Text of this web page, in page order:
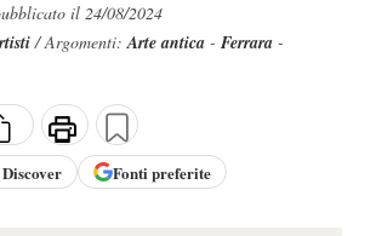
il 24/08/2024
/ Argomenti:Arte antica- Ferrara-
Discover Fonti preferite